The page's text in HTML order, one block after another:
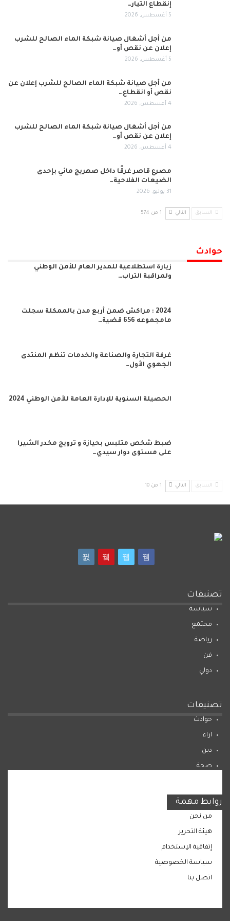
إنقطاع التيار…
5 أغسطس, 2026
من أجل أشغال صيانة شبكة الماء الصالح للشرب
إعلان عن نقص أو…
5 أغسطس, 2026
من أجل صيانة شبكة الماء الصالح للشرب إعلان عن
نقص أو انقطاع…
4 أغسطس, 2026
من أجل أشغال صيانة شبكة الماء الصالح للشرب
إعلان عن نقص أو…
4 أغسطس, 2026
مصرع قاصر غرقًا داخل صهريج مائي بإحدى
الضيعات الفلاحية…
31 يوليو, 2026
السابق التالي 1 من 574
حوادث
زيارة استطلاعية للمدير العام للأمن الوطني
ولمراقبة التراب…
2024 : مراكش ضمن أربع مدن بالممكلة سجلت
مامجموعه 656 قضية…
غرفة التجارة والصناعة والخدمات تنظم المنتدى
الجهوي الأول…
الحصيلة السنوية للإدارة العامة للأمن الوطني 2024
ضبط شخص متلبس بحيازة و ترويج مخدر الشيرا
على مستوى دوار سيدي…
السابق التالي 1 من 10
تصنيفات
سياسة
مجتمع
رياضة
فن
دولي
تصنيفات
حوادث
اراء
دين
صحة
روابط مهمة
من نحن
هيئة التحرير
إتفاقية الإستخدام
سياسة الخصوصية
اتصل بنا